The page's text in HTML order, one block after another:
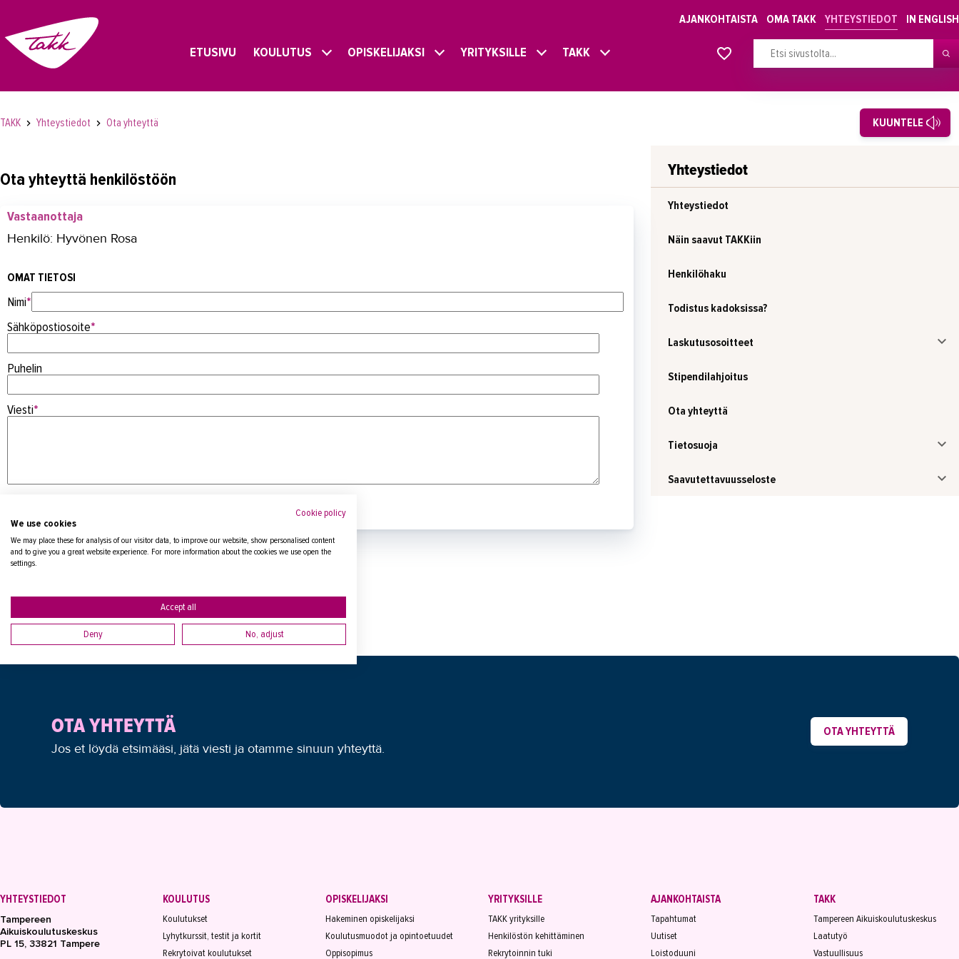
AJANKOHTAISTA OMA TAKK YHTEYSTIEDOT IN ENGLISH
ETUSIVU KOULUTUS OPISKELIJAKSI YRITYKSILLE TAKK
TAKK Yhteystiedot Ota yhteyttä KUUNTELE
Ota yhteyttä henkilöstöön
Vastaanottaja
Henkilö: Hyvönen Rosa
OMAT TIETOSI
Nimi*
Sähköpostiosoite*
Puhelin
Viesti*
Tietosuojaseloste
Yhteystiedot
Yhteystiedot
Näin saavut TAKKiin
Henkilöhaku
Todistus kadoksissa?
Laskutusosoitteet
Stipendilahjoitus
Ota yhteyttä
Tietosuoja
Saavutettavuusseloste
OTA YHTEYTTÄ
Jos et löydä etsimääsi, jätä viesti ja otamme sinuun yhteyttä.
OTA YHTEYTTÄ
YHTEYSTIEDOT
Tampereen
Aikuiskoulutuskeskus
PL 15, 33821 Tampere
KOULUTUS
Koulutukset
Lyhytkurssit, testit ja kortit
Rekrytoivat koulutukset
OPISKELIJAKSI
Hakeminen opiskelijaksi
Koulutusmuodot ja opintoetuudet
Oppisopimus
YRITYKSILLE
TAKK yrityksille
Henkilöstön kehittäminen
Rekrytoinnin tuki
AJANKOHTAISTA
Tapahtumat
Uutiset
Loistoduuni
TAKK
Tampereen Aikuiskoulutuskeskus
Laatutyö
Vastuullisuus
Alkavat koulutukset osiosta
Cookie policy
We use cookies
We may place these for analysis of our visitor data, to improve our website, show personalised content
and to give you a great website experience. For more information about the cookies we use open the
settings.
Accept all
Deny No, adjust